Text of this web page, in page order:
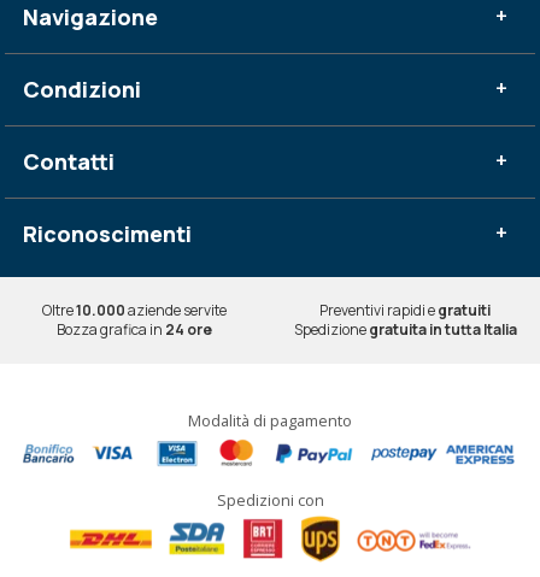
Navigazione +
Condizioni +
Contatti +
Riconoscimenti +
Oltre10.000aziende servite Preventivi rapidi egratuiti
Bozza grafica in 24 ore Spedizionegratuita in tutta Italia
Modalità di pagamento
Spedizioni con